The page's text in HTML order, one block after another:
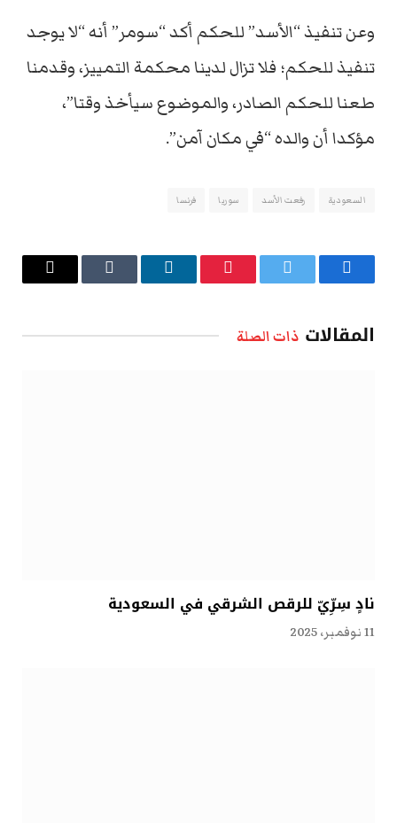
وعن تنفيذ “الأسد” للحكم أكد “سومر” أنه “لا يوجد
تنفيذ للحكم؛ فلا تزال لدينا محكمة التمييز، وقدمنا
طعنا للحكم الصادر، والموضوع سيأخذ وقتا”،
مؤكدا أن والده “في مكان آمن”.
السعودية رفعت الأسد سوريا فرنسا
فيسبوك تويتر بينتيريستلينكدإن Tumblr
البريد
المقالات ذات الصلة
نادٍ سِرِّيّ للرقص الشرقي في السعودية
11 نوفمبر، 2025